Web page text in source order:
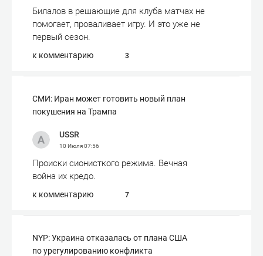
Билалов в решающие для клуба матчах не
помогает, проваливает игру. И это уже не
первый сезон.
к комментарию 3
СМИ: Иран может готовить новый план
покушения на Трампа
USSR
10 Июля07:56
Происки сионисткого режима. Вечная
война их кредо.
к комментарию 7
NYP: Украина отказалась от плана США
по урегулированию конфликта